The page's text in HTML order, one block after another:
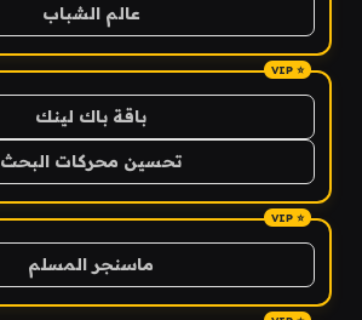
عالم الشباب
باقة باك لينك
تحسين محركات البحث
ماسنجر المسلم